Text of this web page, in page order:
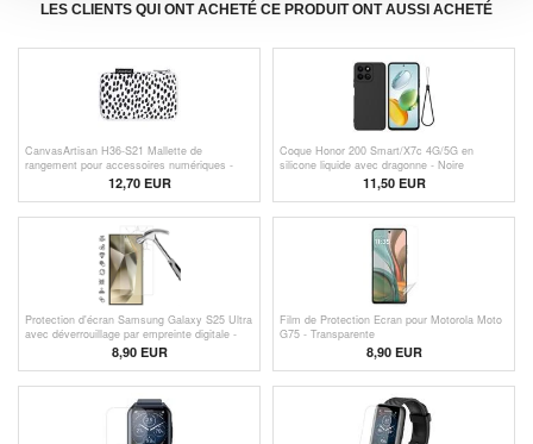
LES CLIENTS QUI ONT ACHETÉ CE PRODUIT ONT AUSSI ACHETÉ
CanvasArtisan H36-S21 Mallette de
rangement pour accessoires numériques -
12,70 EUR
Coque Honor 200 Smart/X7c 4G/5G en
silicone liquide avec dragonne - Noire
11,50 EUR
Protection d'écran Samsung Galaxy S25 Ultra
avec déverrouillage par empreinte digitale -
8,90 EUR
Film de Protection Ecran pour Motorola Moto
G75 - Transparente
8,90 EUR